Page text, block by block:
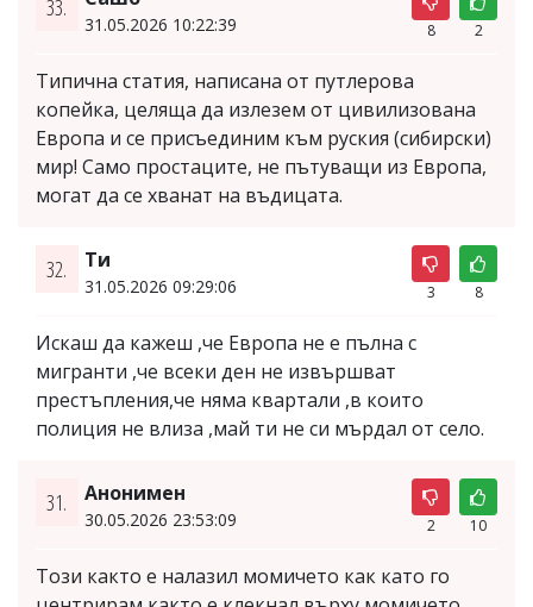
33.
31.05.2026 10:22:39 8 2
Типична статия, написана от путлерова
копейка, целяща да излезем от цивилизована
Европа и се присъединим към руския (сибирски)
мир! Само простаците, не пътуващи из Европа,
могат да се хванат на въдицата.
32. Ти
31.05.2026 09:29:06 3 8
Искаш да кажеш ,че Европа не е пълна с
мигранти ,че всеки ден не извършват
престъпления,че няма квартали ,в които
полиция не влиза ,май ти не си мърдал от село.
31. Анонимен
30.05.2026 23:53:09 2 10
Този както е налазил момичето как като го